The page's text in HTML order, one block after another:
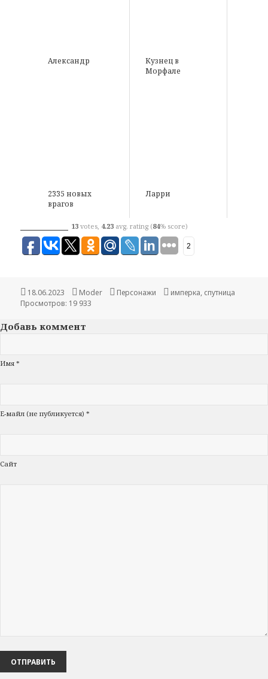
Александр
Кузнец в
Морфале
2335 новых
врагов
Ларри
13 votes, 4.23 avg. rating (84% score)
2
Опубликовано
18.06.2023 Автор
Moder Рубрики
Персонажи Метки
имперка, спутница
Просмотров: 19 933
Добавь коммент
Имя *
Е-майл (не публикуется) *
Сайт